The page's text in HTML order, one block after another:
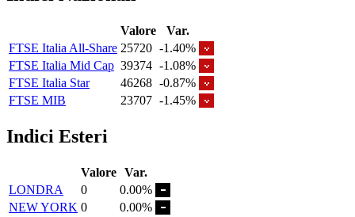
Valore
Var.
FTSE Italia All-Share 25720 -1.40%
FTSE Italia Mid Cap 39374 -1.08%
FTSE Italia Star
46268 -0.87%
FTSE MIB
23707 -1.45%
Indici Esteri
Valore Var.
LONDRA
0
0.00%
NEW YORK 0
0.00%